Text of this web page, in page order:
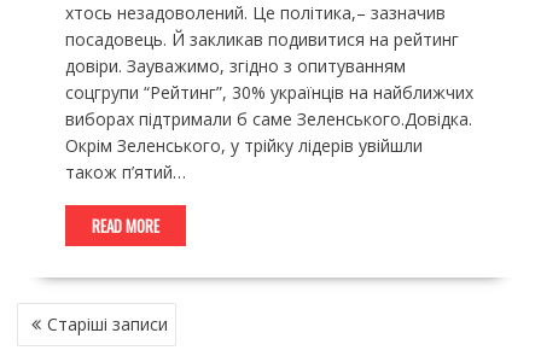
хтось незадоволений. Це політика,– зазначив
посадовець. Й закликав подивитися на рейтинг
довіри. Зауважимо, згідно з опитуванням
соцгрупи “Рейтинг”, 30% українців на найближчих
виборах підтримали б саме Зеленського.Довідка.
Окрім Зеленського, у трійку лідерів увійшли
також п’ятий…
READ MORE
НАВІГАЦІЯ
ЗА Старіші записи